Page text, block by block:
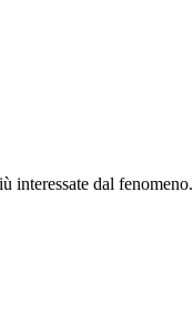
interessate dal fenomeno.